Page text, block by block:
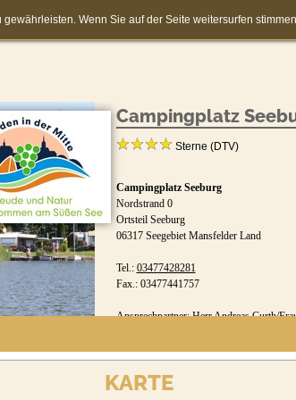
Campingplatz
Sterne (DTV)
Campingplatz Seeburg
Nordstrand 0
Ortsteil Seeburg
06317 Seegebiet Mansfelder Land
Tel.: 03477428281
Fax.: 03477441757
Ansprechpartner: Herr Andreas Curth/
KARTE
Wenn Sie auf der Seite weitersurfen